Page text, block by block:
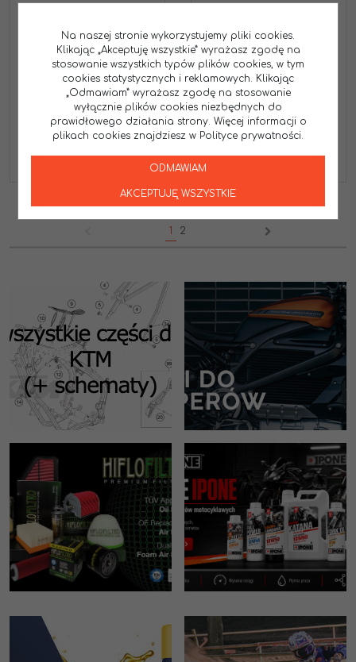
KIERUNKOWSKAZ HONDA
CBR 125/250 11-12, CBF 125
09- LEWY PRZÓD/ PRAWY
TYŁ (MC-01901L) (13790N)
84.00PLN
KIERUNKOWSKAZ HONDA
CBR 125/250 11-12,CBF 125
09- PRAWY PRZÓD/ LEWY
TYŁ (MC-01901R) (13789N)
KH040BN
84.00 PLN
1 2
Na naszej stronie wykorzystujemy pliki cookies.
Klikając „Akceptuję wszystkie” wyrażasz zgodę na
stosowanie wszystkich typów plików cookies, w tym
cookies statystycznych i reklamowych. Klikając
„Odmawiam” wyrażasz zgodę na stosowanie
wyłącznie plików cookies niezbędnych do
prawidłowego działania strony. Więcej informacji o
plikach cookies znajdziesz w Polityce prywatności.
ODMAWIAM
AKCEPTUJĘ WSZYSTKIE